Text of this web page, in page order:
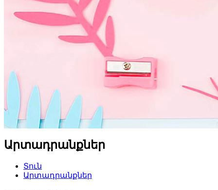
Արտադրանքներ
Տուն
Արտադրանքներ